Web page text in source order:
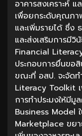
อาคารสงเคราะห์
เพื่อยกระดับคุณภา
และเพิ่มรายได้ ซึ่ง
และส่งเสริมการมีวิ
Financial
ประกอบการยื่นขอ
ขณะที่ อสป. จะจัดท
Literacy Toolkit
การทำประมงให้มี
Business Model
Marketplace ขย